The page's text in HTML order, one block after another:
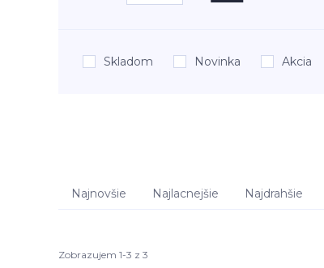
Skladom Novinka Akcia
Najnovšie Najlacnejšie Najdrahšie
Zobrazujem 1-3 z 3